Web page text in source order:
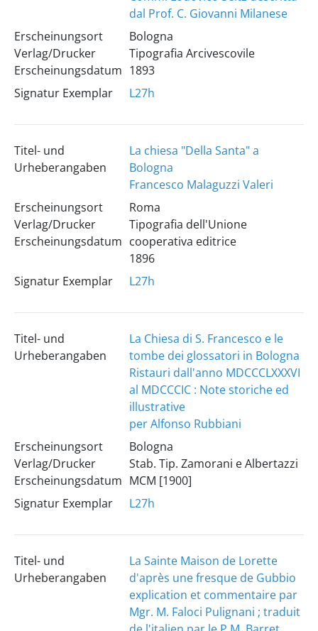
dal Prof. C. Giovanni Milanese
Erscheinungsort
Verlag/Drucker
Erscheinungsdatum
Bologna
Tipografia Arcivescovile
1893
Signatur Exemplar
L27h
Titel- und
Urheberangaben
La chiesa "Della Santa" a
Bologna
Francesco Malaguzzi Valeri
Erscheinungsort
Verlag/Drucker
Erscheinungsdatum
Roma
Tipografia dell'Unione
cooperativa editrice
1896
Signatur Exemplar
L27h
Titel- und
Urheberangaben
La Chiesa di S. Francesco e le
tombe dei glossatori in Bologna
Ristauri dall'anno MDCCCLXXXVI
al MDCCCIC : Note storiche ed
illustrative
per Alfonso Rubbiani
Erscheinungsort
Verlag/Drucker
Erscheinungsdatum
Bologna
Stab. Tip. Zamorani e Albertazzi
MCM [1900]
Signatur Exemplar
L27h
Titel- und
Urheberangaben
La Sainte Maison de Lorette
d'après une fresque de Gubbio
explication et commentaire par
Mgr. M. Faloci Pulignani ; traduit